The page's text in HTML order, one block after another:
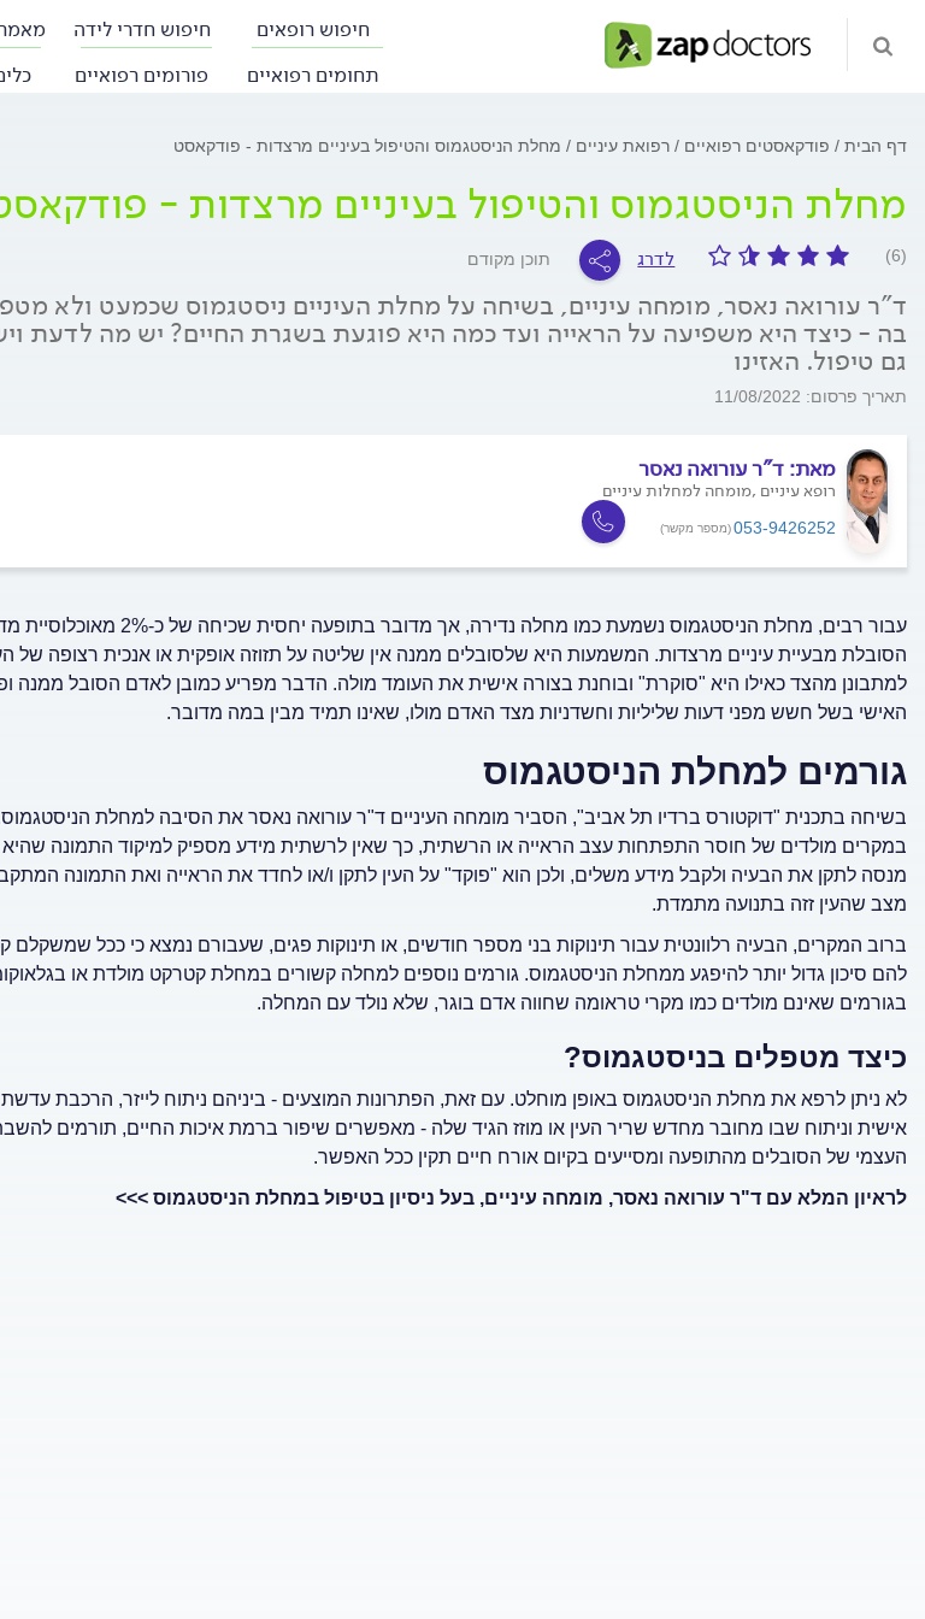
חיפוש רופאים חיפוש חדרי לידה
תחומים רפואיים
פורומים רפואיים
דף הבית פודקאסטים רפואיים רפואת עיניים מחלת הניסטגמוס והטיפול בעיניים מרצדות - פודקאסט
מחלת הניסטגמוס והטיפול בעיניים מרצדות -
(6) לדרג תוכן מקודם
ד"ר עורואה נאסר, מומחה עיניים, בשיחה על מחלת העיניים ניסטגמוס שכמעט ולא
בה - כיצד היא משפיעה על הראייה ועד כמה היא פוגעת בשגרת החיים? יש מה לדעת
גם טיפול. האזינו
תאריך פרסום: 11/08/2022
מאת: ד"ר עורואה נאסר
רופא עיניים ,מומחה למחלות עיניים
053-9426252(מספר מקשר)
עבור רבים, מחלת הניסטגמוס נשמעת כמו מחלה נדירה, אך מדובר
הסובלת מבעיית עיניים מרצדות. המשמעות היא שלסובלים ממנה אין שליטה על תזוזה אופקית או אנכית רצופה של
למתבונן מהצד כאילו היא "סוקרת" ובוחנת בצורה אישית את העומד מולה. הדבר מפריע כמובן לאדם הסובל ממנה
האישי בשל חשש מפני דעות שליליות וחשדניות מצד האדם מולו, שאינו תמיד מבין במה מדובר.
גורמים למחלת הניסטגמוס
בשיחה בתכנית "דוקטורס ברדיו תל אביב", הסביר מומחה העיניים ד"ר עורואה נאסר את הסיבה למחלת
במקרים מולדים של חוסר התפתחות עצב הראייה או הרשתית, כך שאין לרשתית מידע מספיק למיקוד התמונה
מנסה לתקן את הבעיה ולקבל מידע משלים, ולכן הוא "פוקד" על העין לתקן ו/או לחדד את הראייה ואת התמונה
מצב שהעין זזה בתנועה מתמדת.
ברוב המקרים, הבעיה רלוונטית עבור תינוקות בני מספר חודשים, או תינוקות פגים, שעבורם נמצא כי ככל שמשקלם
להם סיכון גדול יותר להיפגע ממחלת הניסטגמוס. גורמים נוספים למחלה קשורים במחלת קטרקט מולדת או
בגורמים שאינם מולדים כמו מקרי טראומה שחווה אדם בוגר, שלא נולד עם המחלה.
כיצד מטפלים בניסטגמוס?
לא ניתן לרפא את מחלת הניסטגמוס באופן מוחלט. עם זאת, הפתרונות המוצעים - ביניהם ניתוח לייזר, הרכבת
אישית וניתוח שבו מחובר מחדש שריר העין או מוזז הגיד שלה - מאפשרים שיפור ברמת איכות החיים, תורמים
העצמי של הסובלים מהתופעה ומסייעים בקיום אורח חיים תקין ככל האפשר.
לראיון המלא עם ד"ר עורואה נאסר, מומחה עיניים, בעל ניסיון בטיפול במחלת הניסטגמוס >>>